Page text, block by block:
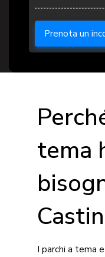
Prenota un
tema
I parchi a tema